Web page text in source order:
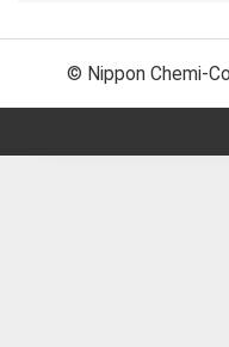
© Nippon Chemi-